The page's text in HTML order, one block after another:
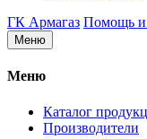
ГК Армагаз Помощь и
Меню
Меню
Каталог
Производители